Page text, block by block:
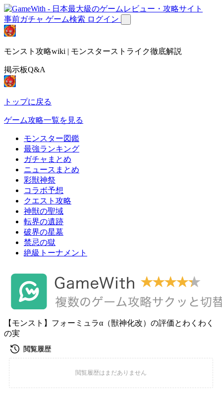
事前ガチャ ゲーム検索 ログイン
モンスト攻略wiki | モンスターストライク徹底解説
掲示板Q&A
トップに戻る
ゲーム攻略一覧を見る
モンスター図鑑
最強ランキング
ガチャまとめ
ニュースまとめ
彩獣神祭
コラボ予想
クエスト攻略
神獣の聖域
転界の遺跡
破界の星墓
禁忌の獄
絶級トーナメント
【モンスト】フォーミュラα（獣神化改）の評価とわくわく
の実